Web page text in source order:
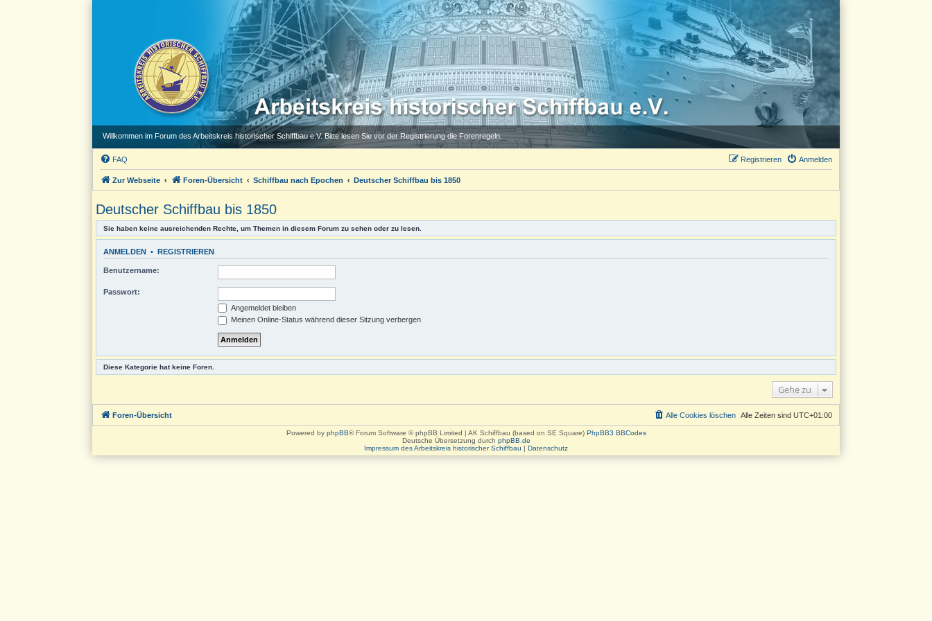
Willkommen im Forum des Arbeitskreis historischer Schiffbau e.V. Bitte lesen Sie vor der Registrierung die Forenregeln.
FAQ Anmelden
Registrieren
Zur Webseite Foren-Übersicht Schiffbau nach Epochen Deutscher Schiffbau bis 1850
Deutscher Schiffbau bis 1850
Sie haben keine ausreichenden Rechte, um Themen in diesem Forum zu sehen oder zu lesen.
ANMELDEN • REGISTRIEREN
Benutzername:
Passwort:
Angemeldet bleiben
Meinen Online-Status während dieser Sitzung verbergen
Diese Kategorie hat keine Foren.
Gehe zu
Foren-Übersicht Alle Zeiten sind UTC+01:00
Alle Cookies löschen
Powered by phpBB® Forum Software © phpBB Limited | AK Schiffbau (based on SE Square) PhpBB3 BBCodes
Deutsche Übersetzung durch phpBB.de
Impressum des Arbeitskreis historischer Schiffbau | Datenschutz